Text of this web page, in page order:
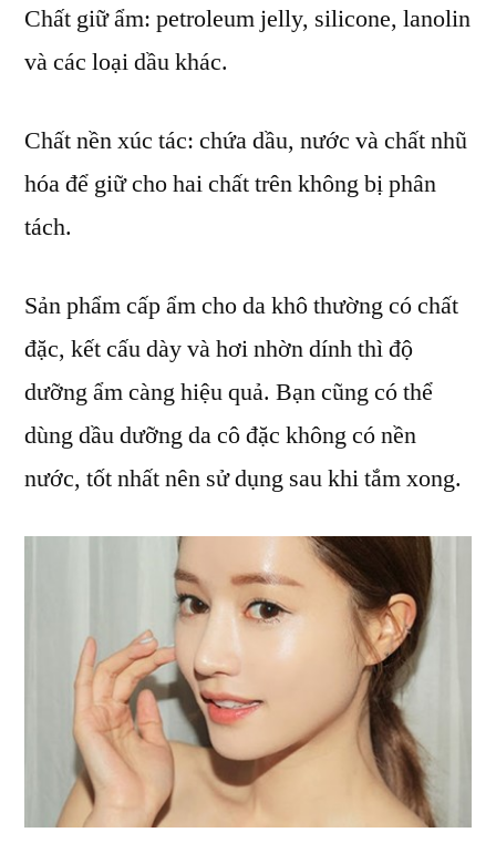
Chất giữ ẩm: petroleum jelly, silicone, lanolin
và các loại dầu khác.
Chất nền xúc tác: chứa dầu, nước và chất nhũ
hóa để giữ cho hai chất trên không bị phân
tách.
Sản phẩm cấp ẩm cho da khô thường có chất
đặc, kết cấu dày và hơi nhờn dính thì độ
dưỡng ẩm càng hiệu quả. Bạn cũng có thể
dùng dầu dưỡng da cô đặc không có nền
nước, tốt nhất nên sử dụng sau khi tắm xong.